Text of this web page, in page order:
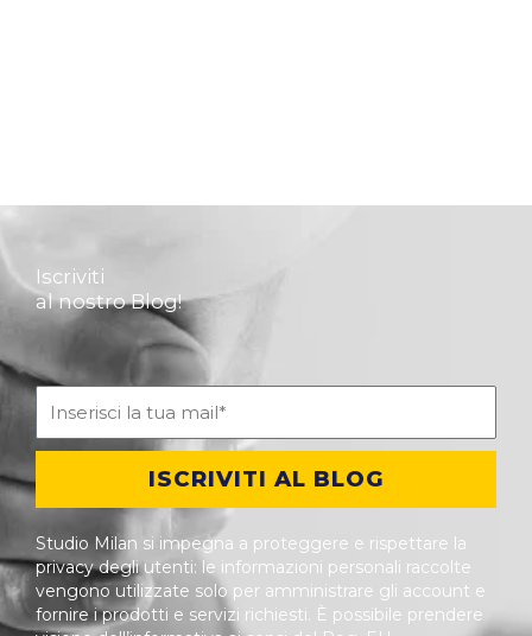
Iscriviti
al nostro Blog!
ISCRIVITI AL BLOG
Studio Milan si impegna a proteggere e rispettare la
privacy degli utenti: le informazioni personali raccolte
vengono utilizzate solo per amministrare gli account e
fornire i prodotti e servizi richiesti. È possibile prendere